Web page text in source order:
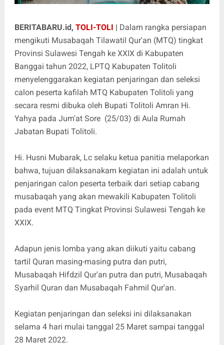
BERITABARU.id, TOLI-TOLI | Dalam rangka persiapan
mengikuti Musabaqah Tilawatil Qur'an (MTQ) tingkat
Provinsi Sulawesi Tengah ke XXIX di Kabupaten
Banggai tahun 2022, LPTQ Kabupaten Tolitoli
menyelenggarakan kegiatan penjaringan dan seleksi
calon peserta kafilah MTQ Kabupaten Tolitoli yang
secara resmi dibuka oleh Bupati Tolitoli Amran Hi.
Yahya pada Jum'at Sore (25/03) di Aula Rumah
Jabatan Bupati Tolitoli.
Hi. Husni Mubarak, Lc selaku ketua panitia melaporkan
bahwa, tujuan dilaksanakam kegiatan ini adalah untuk
penjaringan calon peserta terbaik dari setiap cabang
musabaqah yang akan mewakili Kabupaten Tolitoli
pada event MTQ Tingkat Provinsi Sulawesi Tengah ke
XXIX.
Adapun jenis lomba yang akan diikuti yaitu cabang
tartil Quran masing-masing putra dan putri,
Musabaqah Hifdzil Qur'an putra dan putri, Musabaqah
Syarhil Quran dan Musabaqah Fahmil Qur'an.
Kegiatan penjaringan dan seleksi ini dilaksanakan
selama 4 hari mulai tanggal 25 Maret sampai tanggal
28 Maret 2022.